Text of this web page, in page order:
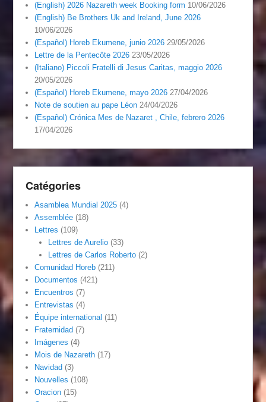
(English) 2026 Nazareth week Booking form 10/06/2026
(English) Be Brothers Uk and Ireland, June 2026
10/06/2026
(Español) Horeb Ekumene, junio 2026 29/05/2026
Lettre de la Pentecôte 2026 23/05/2026
(Italiano) Piccoli Fratelli di Jesus Caritas, maggio 2026
20/05/2026
(Español) Horeb Ekumene, mayo 2026 27/04/2026
Note de soutien au pape Léon 24/04/2026
(Español) Crónica Mes de Nazaret , Chile, febrero 2026
17/04/2026
Catégories
Asamblea Mundial 2025 (4)
Assemblée (18)
Lettres (109)
Lettres de Aurelio(33)
Lettres de Carlos Roberto(2)
Comunidad Horeb (211)
Documentos (421)
Encuentros (7)
Entrevistas (4)
Équipe international (11)
Fraternidad (7)
Imágenes (4)
Mois de Nazareth (17)
Navidad (3)
Nouvelles (108)
Oracion (15)